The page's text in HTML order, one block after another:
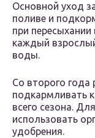
Основной уход
поливе и
при пересыхании
каждый
воды.
Со второго года
подкармливать
всего сезона.
использовать
удобрения.